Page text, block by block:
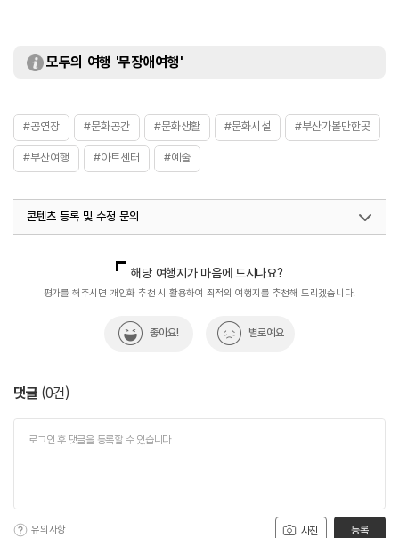
모두의 여행 '무장애여행'
#공연장 #문화공간 #문화생활 #문화시설 #부산가볼만한곳
#부산여행 #아트센터 #예술
콘텐츠 등록 및 수정 문의
해당 여행지가 마음에 드시나요?
평가를 해주시면 개인화 추천 시 활용하여 최적의 여행지를 추천해 드리겠습니다.
좋아요! 별로예요
댓글 (0건)
사진
유의사항 등록